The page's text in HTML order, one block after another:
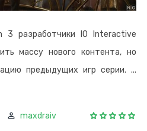
разработчики IO Interactive
массу нового контента, но
предыдущих игр серии. ...
maxdraiv